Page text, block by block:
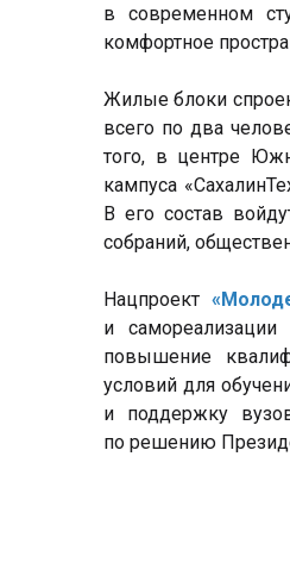
в современном
комфортное
Жилые блоки
всего по два
того, в центре
кампуса
В его состав
собраний,
Нацпроект
и
повышение
условий для
и поддержку
по решению